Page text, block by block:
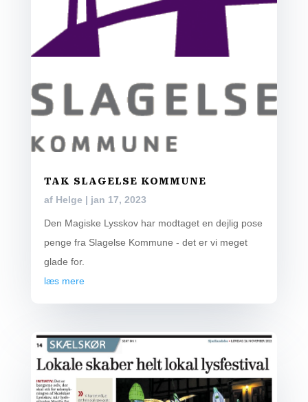
TAK SLAGELSE KOMMUNE
af Helge | jan 17, 2023
Den Magiske Lysskov har modtaget en dejlig pose
penge fra Slagelse Kommune - det er vi meget
glade for.
læs mere